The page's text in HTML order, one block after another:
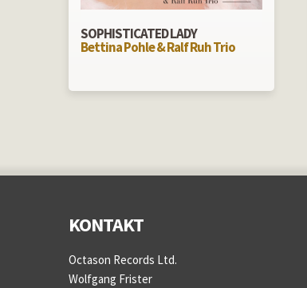
SOPHISTICATED LADY
Bettina Pohle & Ralf Ruh Trio
KONTAKT
Octason Records Ltd.
Wolfgang Frister